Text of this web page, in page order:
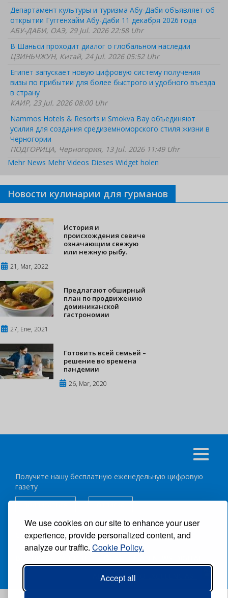
We use cookies on our site to enhance your user
experience, provide personalized content, and
analyze our traffic. Cookie Policy.
Accept all
Департамент культуры и туризма Абу-Даби объявляет об
открытии Гуггенхайм Абу-Даби 11 декабря 2026 года
АБУ-ДАБИ, ОАЭ, 29 Jul. 2026 22:58 Uhr
В Шаньси проходит диалог о глобальном наследии
ЦЗИНЬЧЖУН, Китай, 24 Jul. 2026 05:52 Uhr
Египет запускает новую цифровую систему получения
визы по прибытии для более быстрого и удобного въезда
в страну
КАИР, 23 Jul. 2026 08:00 Uhr
Nammos Hotels & Resorts и Smokva Bay объединяют
усилия для создания средиземноморского стиля жизни в
Черногории
ПОДГОРИЦА, Черногория, 13 Jul. 2026 11:49 Uhr
Mehr News Mehr Videos Dieses Widget holen
Новости кулинарии для гурманов
История и
происхождения севиче
означающим свежую
или нежную рыбу.
21, Mar, 2022
Предлагают обширный
план по продвижению
доминиканской
гастрономии
27, Ene, 2021
Готовить всей семьей –
решение во времена
пандемии
26, Mar, 2020
Получите нашу бесплатную еженедельную цифровую
газету
Следуйте за нами:
АВТОР:GRUPO EXCELENCIAS.